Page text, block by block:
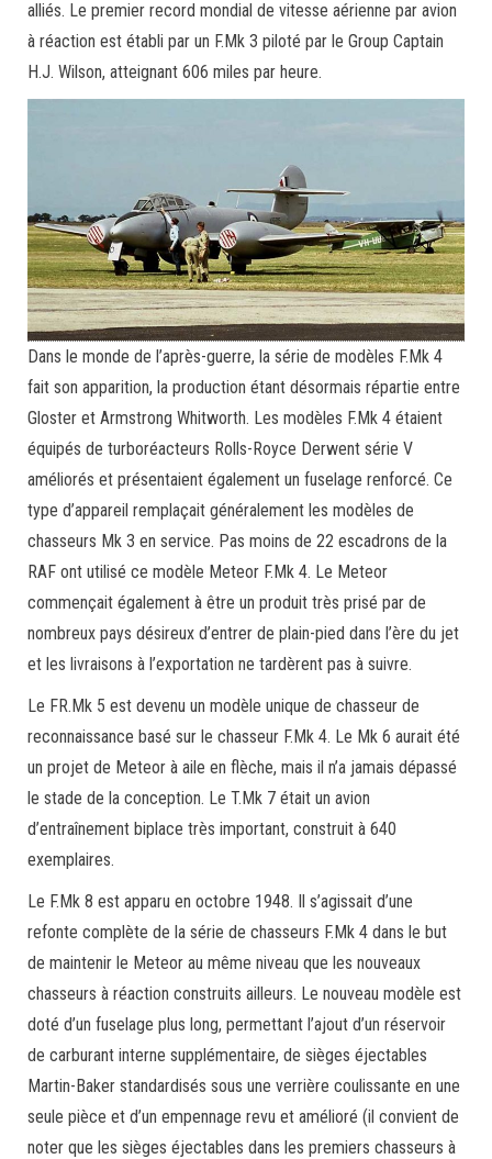
alliés. Le premier record mondial de vitesse aérienne par avion
à réaction est établi par un F.Mk 3 piloté par le Group Captain
H.J. Wilson, atteignant 606 miles par heure.
Dans le monde de l’après-guerre, la série de modèles F.Mk 4
fait son apparition, la production étant désormais répartie entre
Gloster et Armstrong Whitworth. Les modèles F.Mk 4 étaient
équipés de turboréacteurs Rolls-Royce Derwent série V
améliorés et présentaient également un fuselage renforcé. Ce
type d’appareil remplaçait généralement les modèles de
chasseurs Mk 3 en service. Pas moins de 22 escadrons de la
RAF ont utilisé ce modèle Meteor F.Mk 4. Le Meteor
commençait également à être un produit très prisé par de
nombreux pays désireux d’entrer de plain-pied dans l’ère du jet
et les livraisons à l’exportation ne tardèrent pas à suivre.
Le FR.Mk 5 est devenu un modèle unique de chasseur de
reconnaissance basé sur le chasseur F.Mk 4. Le Mk 6 aurait été
un projet de Meteor à aile en flèche, mais il n’a jamais dépassé
le stade de la conception. Le T.Mk 7 était un avion
d’entraînement biplace très important, construit à 640
exemplaires.
Le F.Mk 8 est apparu en octobre 1948. Il s’agissait d’une
refonte complète de la série de chasseurs F.Mk 4 dans le but
de maintenir le Meteor au même niveau que les nouveaux
chasseurs à réaction construits ailleurs. Le nouveau modèle est
doté d’un fuselage plus long, permettant l’ajout d’un réservoir
de carburant interne supplémentaire, de sièges éjectables
Martin-Baker standardisés sous une verrière coulissante en une
seule pièce et d’un empennage revu et amélioré (il convient de
noter que les sièges éjectables dans les premiers chasseurs à